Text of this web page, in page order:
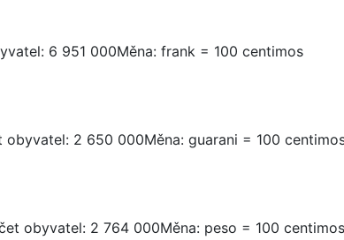
6 951 000Měna: frank = 100 centimos
2 650 000Měna: guarani = 100
obyvatel: 2 764 000Měna: peso = 100 centimos